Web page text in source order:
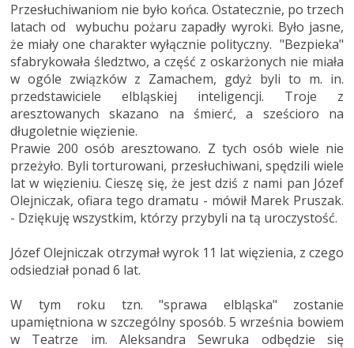
Przesłuchiwaniom nie było końca. Ostatecznie, po trzech
latach od wybuchu pożaru zapadły wyroki. Było jasne,
że miały one charakter wyłącznie polityczny. "Bezpieka"
sfabrykowała śledztwo, a część z oskarżonych nie miała
w ogóle związków z Zamachem, gdyż byli to m. in.
przedstawiciele elbląskiej inteligencji. Troje z
aresztowanych skazano na śmierć, a sześcioro na
długoletnie więzienie.
Prawie 200 osób aresztowano. Z tych osób wiele nie
przeżyło. Byli torturowani, przesłuchiwani, spędzili wiele
lat w więzieniu. Cieszę się, że jest dziś z nami pan Józef
Olejniczak, ofiara tego dramatu - mówił Marek Pruszak.
- Dziękuję wszystkim, którzy przybyli na tą uroczystość.
Józef Olejniczak otrzymał wyrok 11 lat więzienia, z czego
odsiedział ponad 6 lat.
W tym roku tzn. "sprawa elbląska" zostanie
upamiętniona w szczególny sposób. 5 września bowiem
w Teatrze im. Aleksandra Sewruka odbędzie się